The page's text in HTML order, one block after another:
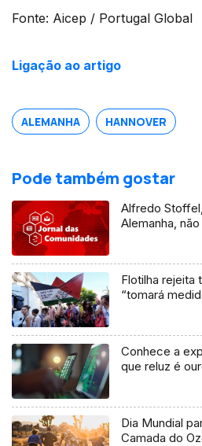
Fonte: Aicep / Portugal Global
Ligação ao artigo
ALEMANHA HANNOVER
Pode também gostar
Alfredo
Alemanha,
Flotilha rejeita
“tomará
Conhece a
que reluz é
Dia Mundial
Camada do